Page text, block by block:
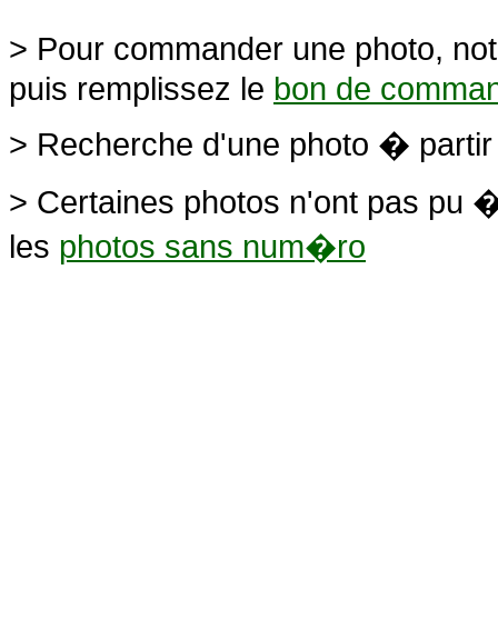
> Pour commander une photo,
puis remplissez le bon de
> Recherche d'une photo �
> Certaines photos n'ont pas
les photos sans num�ro